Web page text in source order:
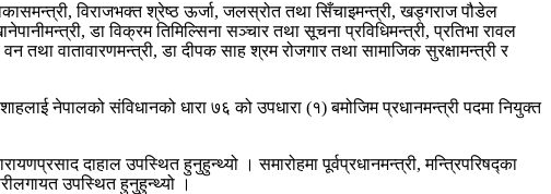
विराजभक्त श्रेष्ठ ऊर्जा, जलस्रोत तथा सिँचाइमन्त्री, खड्गराज पौडेल
डा विक्रम तिमिल्सिना सञ्चार तथा सूचना प्रविधिमन्त्री, प्रतिभा रावल
तथा वातावारणमन्त्री, डा दीपक साह श्रम रोजगार तथा सामाजिक सुरक्षामन्त्री र
नेपालको संविधानको धारा ७६ को उपधारा (१) बमोजिम प्रधानमन्त्री पदमा नियुक्त
दाहाल उपस्थित हुनुहुन्थ्यो । समारोहमा पूर्वप्रधानमन्त्री, मन्त्रिपरिषद्का
उपस्थित हुनुहुन्थ्यो ।